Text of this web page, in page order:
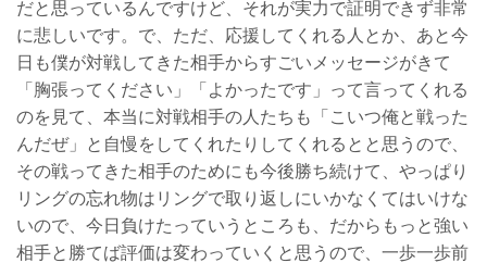
だと思っているんですけど、それが実力で証明できず非常
に悲しいです。で、ただ、応援してくれる人とか、あと今
日も僕が対戦してきた相手からすごいメッセージがきて
「胸張ってください」「よかったです」って言ってくれる
のを見て、本当に対戦相手の人たちも「こいつ俺と戦った
んだぜ」と自慢をしてくれたりしてくれるとと思うので、
その戦ってきた相手のためにも今後勝ち続けて、やっぱり
リングの忘れ物はリングで取り返しにいかなくてはいけな
いので、今日負けたっていうところも、だからもっと強い
相手と勝てば評価は変わっていくと思うので、一歩一歩前